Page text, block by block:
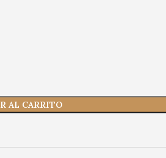
AL CARRITO